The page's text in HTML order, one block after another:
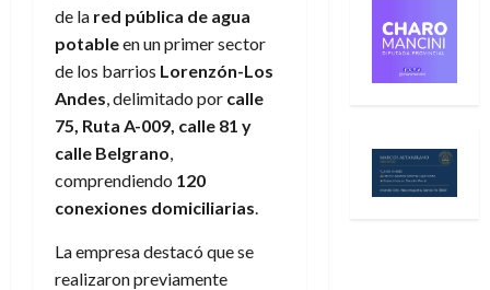
de la red pública de agua
potableen un primer sector
de los barrios Lorenzón-Los
Andes , delimitado por calle
75, Ruta A-009, calle 81 y
calle Belgrano
comprendiendo 120
conexiones domiciliarias
La empresa destacó que se
realizaron previamente